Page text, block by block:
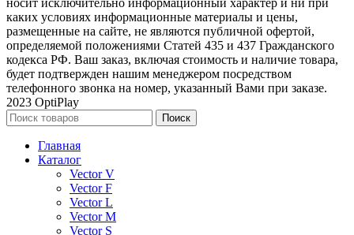
каких условиях информационные материалы и цены,
размещенные на сайте, не являются публичной офертой,
определяемой положениями Статей 435 и 437 Гражданского
кодекса РФ. Ваш заказ, включая стоимость и наличие товара,
будет подтвержден нашим менеджером посредством
телефонного звонка на номер, указанный Вами при заказе.
2023 OptiPlay
Поиск
Главная
Каталог
Vector V
Vector F
Vector L
Vector M
Vector S